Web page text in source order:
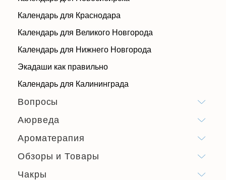
Календарь для Краснодара
Календарь для Великого Новгорода
Календарь для Нижнего Новгорода
Экадаши как правильно
Календарь для Калининграда
Вопросы
Аюрведа
Ароматерапия
Обзоры и Товары
Чакры